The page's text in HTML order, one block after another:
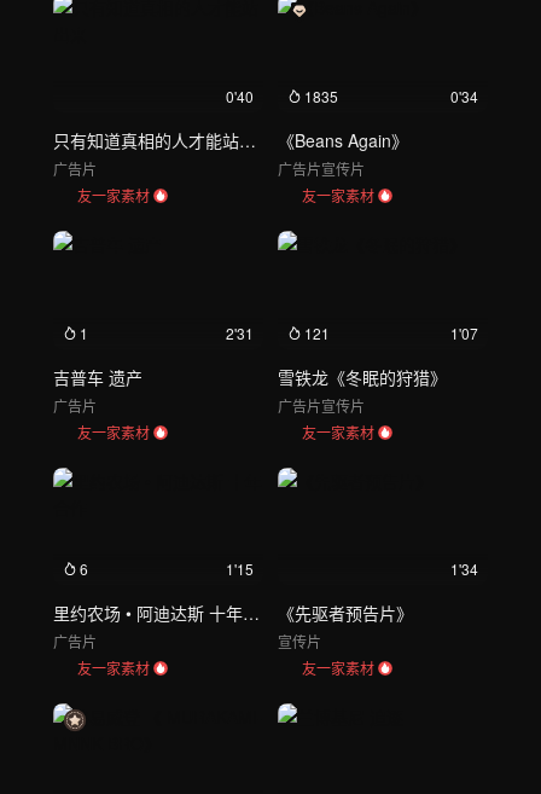
0'40
只有知道真相的人才能站出来
广告片
友一家素材
1835 0'34
《Beans Again》
广告片宣传片
友一家素材
1 2'31
吉普车 遗产
广告片
友一家素材
121 1'07
雪铁龙《冬眠的狩猎》
广告片宣传片
友一家素材
6 1'15
里约农场 • 阿迪达斯 十年合作
广告片
友一家素材
1'34
《先驱者预告片》
宣传片
友一家素材